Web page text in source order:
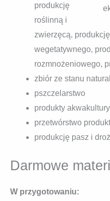
produkcję
roślinną i
zwierzęcą,
wegetatywnego,
rozmnożeniowego,
zbiór ze stanu
pszczelarstwo
produkty
przetwórstwo
produkcję pasz i
Darmowe
W przygotowaniu: